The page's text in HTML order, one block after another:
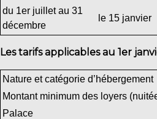
du 1er juillet au 31
décembre
le 15 janvier
Les tarifs applicables au 1er
Nature et catégorie d’hébergement
Montant minimum des loyers
Palace